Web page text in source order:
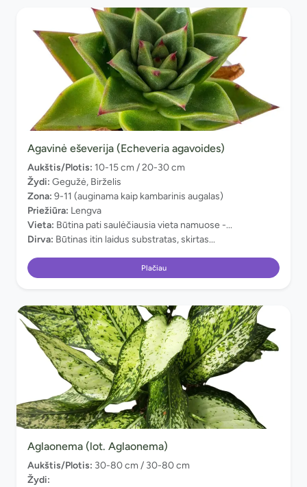
Agavinė eševerija (Echeveria agavoides)
Aukštis/Plotis: 10-15 cm / 20-30 cm
Žydi: Gegužė, Birželis
Zona: 9-11 (auginama kaip kambarinis augalas)
Priežiūra: Lengva
Vieta: Būtina pati saulėčiausia vieta namuose -...
Dirva: Būtinas itin laidus substratas, skirtas...
Plačiau
Aglaonema (lot. Aglaonema)
Aukštis/Plotis: 30-80 cm / 30-80 cm
Žydi: